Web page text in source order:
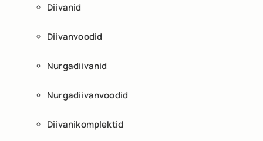
Diivanid
Diivanvoodid
Nurgadiivanid
Nurgadiivanvoodid
Diivanikomplektid